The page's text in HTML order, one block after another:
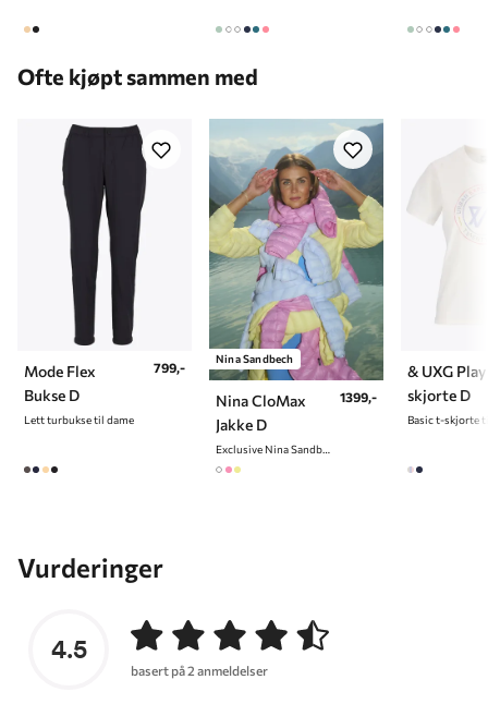
Ofte kjøpt sammen med
Mode Flex
Bukse D
Lett turbukse til dame
799,-
Nina Sandbech
Nina CloMax
Jakke D
Exclusive Nina Sandbech Edition
1399,-
& UXG
skjorte D
Basic t-skjorte
Vurderinger
4.5
basert på 2 anmeldelser